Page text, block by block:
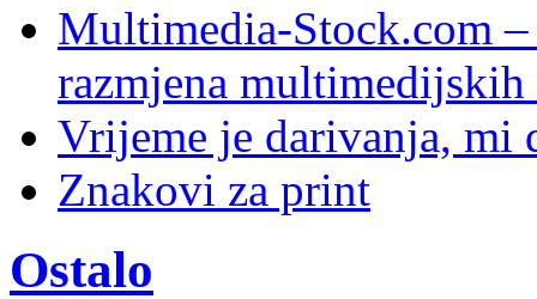
Multimedia-Stock.com –
razmjena multimedijskih
Vrijeme je darivanja, mi
Znakovi za print
Ostalo